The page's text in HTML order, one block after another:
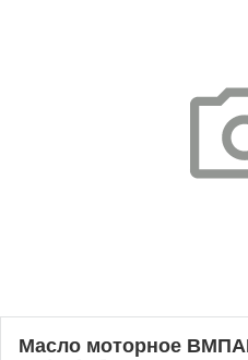
Масло моторное